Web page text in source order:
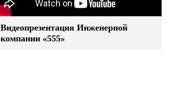
Видеопрезентация Инженерной
компании «555»